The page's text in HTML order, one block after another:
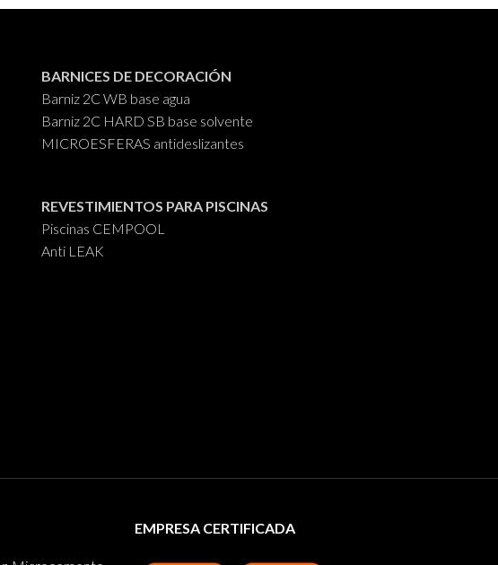
escogerlo en 20 colores diferentes de nuestra carta de
BARNICES DE DECORACIÓN
Barniz 2C WB base agua
Barniz 2C HARD SB base solvente
MICROESFERAS antideslizantes
REVESTIMIENTOS PARA PISCINAS
Piscinas CEMPOOL
Anti LEAK
EMPRESA CERTIFICADA